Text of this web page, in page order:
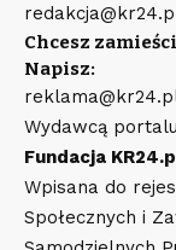
Chcesz
Napisz:
Wydawcą
Fundacja
Wpisana do
Społecznych i